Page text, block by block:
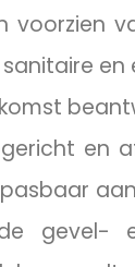
voorzien
en
en
gevel-